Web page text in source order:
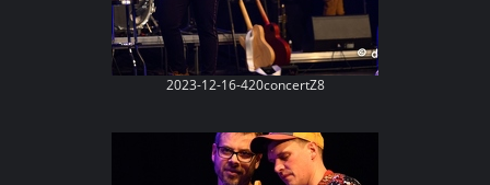
2023-12-16-420concertZ8